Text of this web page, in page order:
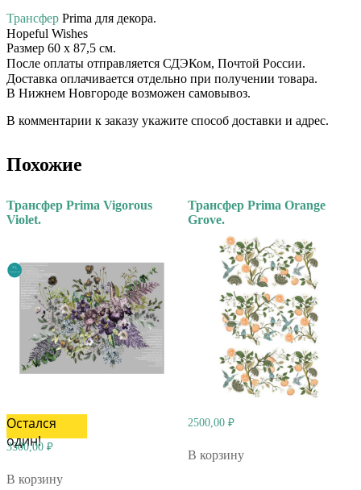
Трансфер Prima для декора. ⠀⠀
Hopeful Wishes⠀
Размер 60 х 87,5 см.
После оплаты отправляется СДЭКом, Почтой России. ⠀⠀
Доставка оплачивается отдельно при получении товара. ⠀⠀
В Нижнем Новгороде возможен самовывоз.
В комментарии к заказу укажите способ доставки и адрес.
Похожие
Трансфер Prima Vigorous
Violet.
Остался
один!
3500,00 ₽
В корзину
Трансфер Prima Orange
Grove.
2500,00 ₽
В корзину